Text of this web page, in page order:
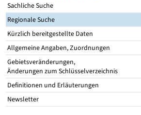
Sachliche Suche
Regionale Suche
Kürzlich bereitgestellte Daten
Allgemeine Angaben, Zuordnungen
Gebietsveränderungen,
Änderungen zum Schlüsselverzeichnis
Definitionen und Erläuterungen
Newsletter